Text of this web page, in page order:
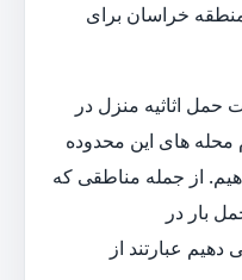
خراسان برای
حمل اثاثیه منزل در
های این محدوده
از جمله مناطقی که
بار در
عبارتند از